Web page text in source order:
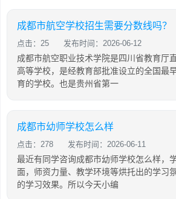
成都市航空学校招生需要分数线吗？
点击：25 发布时间：2026-06-12
成都市航空职业技术学院是四川省教育厅
高等学校，是经教育部批准设立的全国最
育的学校。也是贵州省第一
成都市幼师学校怎么样
点击：278 发布时间：2026-06-11
最近有同学咨询成都市幼师学校怎么样，
面，师资力量、教学环境等烘托出的学习
的学习效果。所以今天小编